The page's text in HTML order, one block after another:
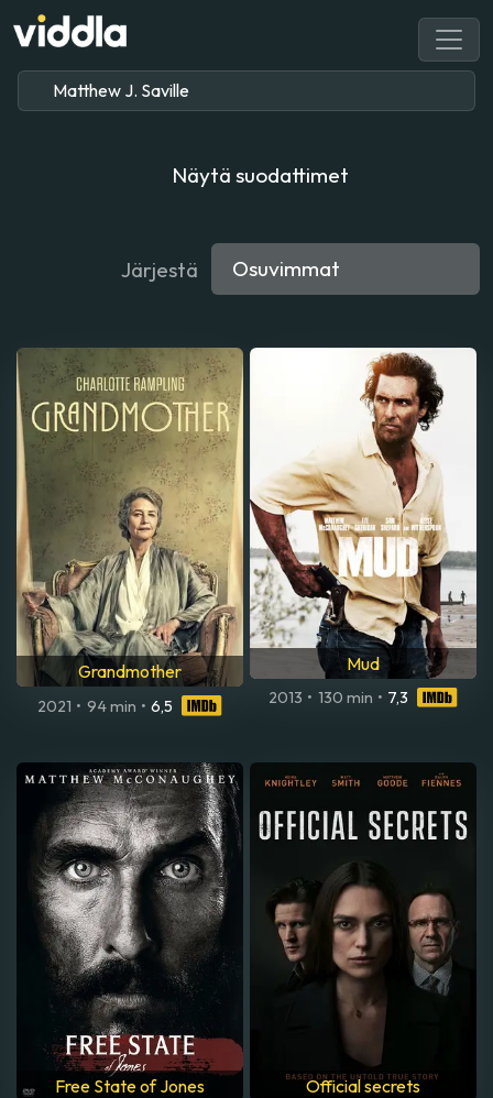
Näytä suodattimet
Järjestä
Grandmother
2021 • 94 min • 6,5
Mud
2013 • 130 min • 7,3
Free State of Jones Official secrets